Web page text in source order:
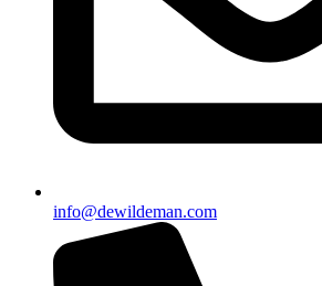
info@dewildeman.com